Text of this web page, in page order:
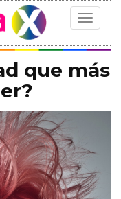
Toggle
que más